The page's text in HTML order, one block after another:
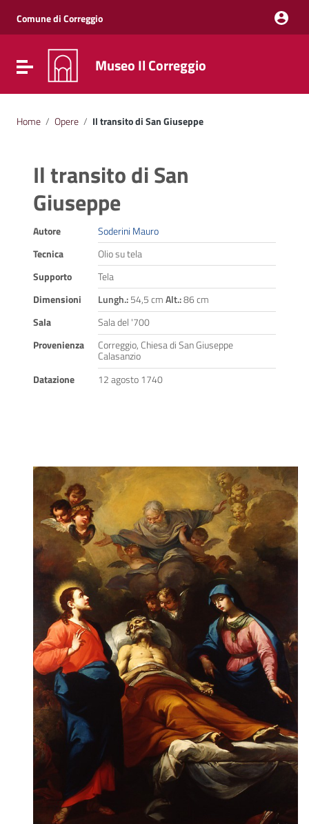
Vai al menu di navigazione
Vai al footer
Comune di Correggio
Attiva / disattiva la navigazione
Museo Il Correggio
Home / Opere / Il transito di San Giuseppe
Il transito di San
Giuseppe
Autore
Soderini Mauro
Tecnica
Olio su tela
Supporto
Tela
Dimensioni
Lungh.: 54,5 cmAlt.:86 cm
Sala
Sala del '700
Provenienza
Correggio, Chiesa di San Giuseppe
Calasanzio
Datazione
12 agosto 1740